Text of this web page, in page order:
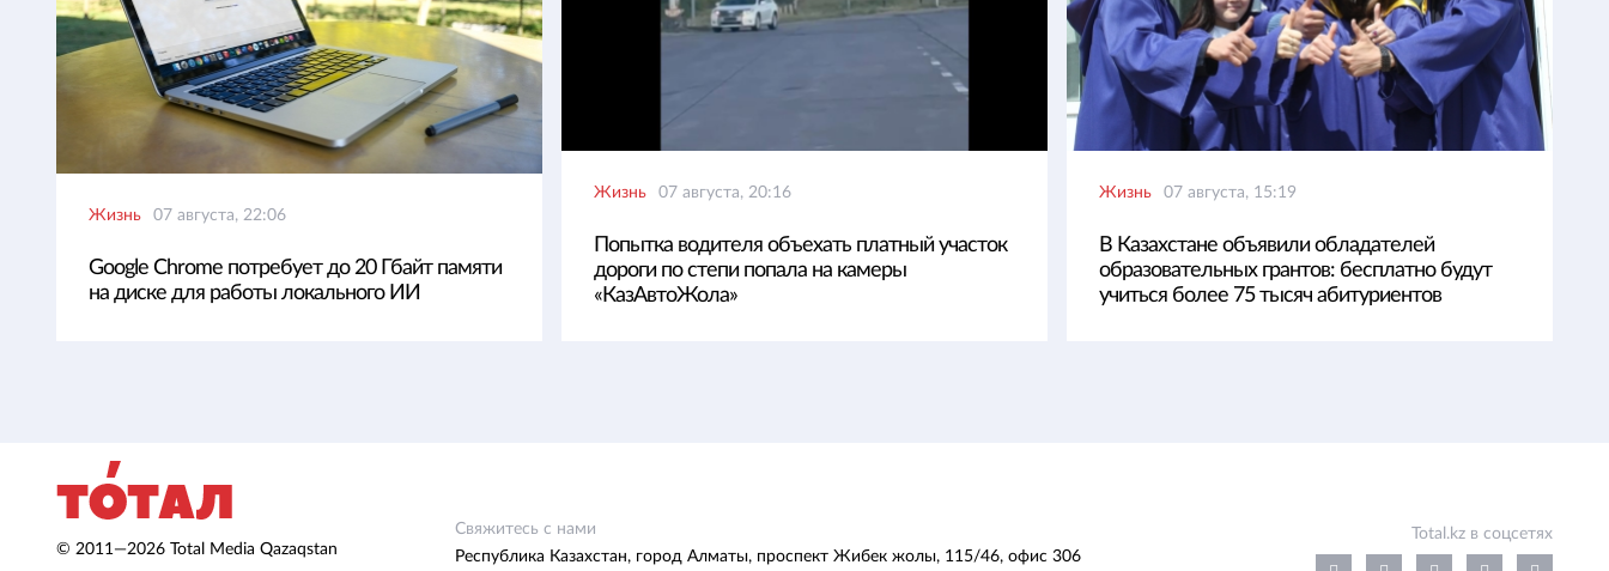
Жизнь 07 августа, 22:06
Google Chrome потребует до 20 Гбайт памяти
на диске для работы локального ИИ
Жизнь 07 августа, 20:16
Попытка водителя объехать платный участок
дороги по степи попала на камеры
«КазАвтоЖола»
Жизнь 07 августа, 15:19
В Казахстане объявили обладателей
образовательных грантов: бесплатно будут
учиться более 75 тысяч абитуриентов
© 2011—2026 Total Media Qazaqstan
Свяжитесь с нами
Республика Казахстан, город Алматы, проспект Жибек жолы, 115/46, офис 306
Total.kz в соцсетях